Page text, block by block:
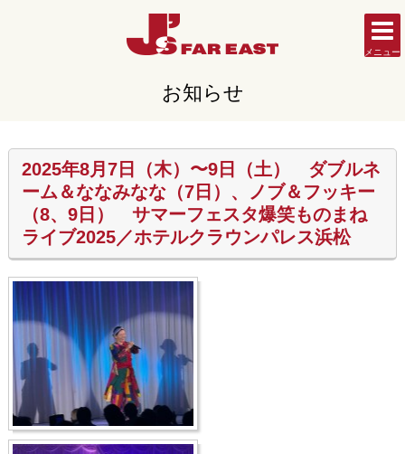
メニュー
お知らせ
2025年8月7日（木）〜9日（土） ダブルネ
ーム＆ななみなな（7日）、ノブ＆フッキー
（8、9日） サマーフェスタ爆笑ものまね
ライブ2025／ホテルクラウンパレス浜松